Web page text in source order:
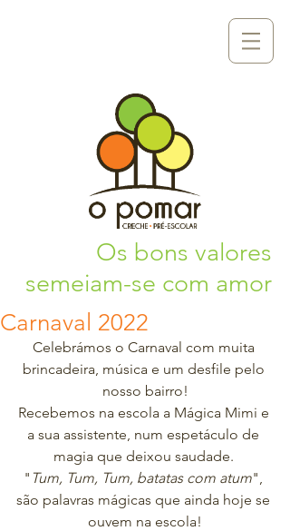
Os bons valores
semeiam-se com amor
Carnaval 2022
Celebrámos o Carnaval com muita
brincadeira, música e um desfile pelo
nosso bairro!
Recebemos na escola a Mágica Mimi e
a sua assistente, num espetáculo de
magia que deixou saudade.
" Tum, Tum, Tum, batatas com atum",
são palavras mágicas que ainda hoje se
ouvem na escola!